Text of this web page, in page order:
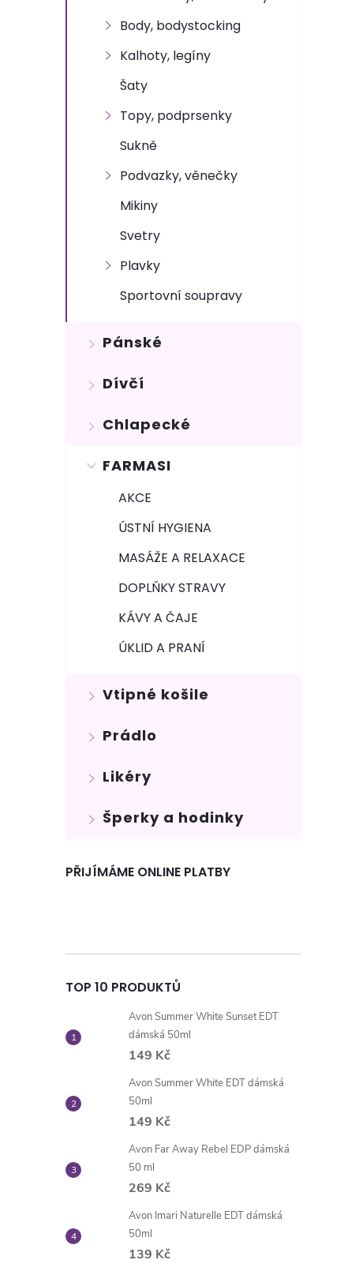
Body, bodystocking
Kalhoty, legíny
Šaty
Topy, podprsenky
Sukně
Podvazky, věnečky
Mikiny
Svetry
Plavky
Sportovní soupravy
Pánské
Dívčí
Chlapecké
FARMASI
AKCE
ÚSTNÍ HYGIENA
MASÁŽE A RELAXACE
DOPLŇKY STRAVY
KÁVY A ČAJE
ÚKLID A PRANÍ
Vtipné košile
Prádlo
Likéry
Šperky a hodinky
PŘIJÍMÁME ONLINE PLATBY
TOP 10 PRODUKTŮ
Avon Summer White Sunset EDT
dámská 50ml
149 Kč
Avon Summer White EDT dámská
50ml
149 Kč
Avon Far Away Rebel EDP dámská
50 ml
269 Kč
Avon Imari Naturelle EDT dámská
50ml
139 Kč